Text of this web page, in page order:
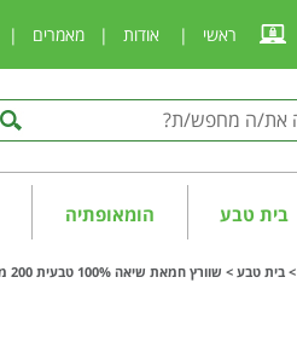
ראשי | אודות | מאמרים |
בית טבע הומאופתיה
> בית טבע > שוורץ חמאת שיאה 100% טבעית 200 מ"ל Schwartz